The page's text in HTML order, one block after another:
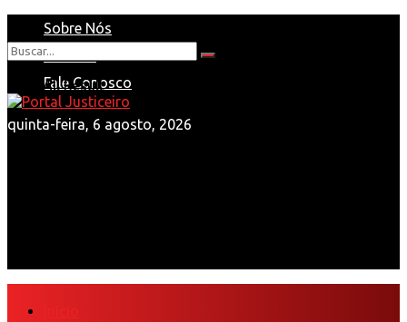
Sobre Nós
Anuncie
Fale Conosco
quinta-feira, 6 agosto, 2026
View All Result